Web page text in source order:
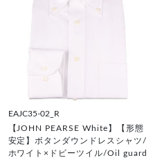
EAJC35-02_R
【JOHN PEARSE White】【形態
安定】ボタンダウンドレスシャツ/
ホワイト×ドビーツイル/Oil guard